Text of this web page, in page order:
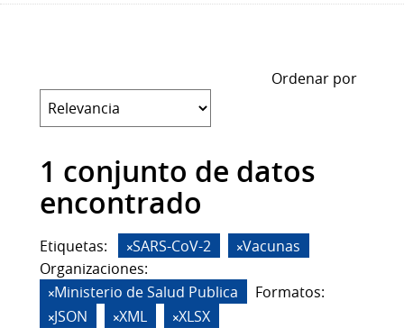
Ordenar por
1 conjunto de datos
encontrado
Etiquetas: SARS-CoV-2
Vacunas
Organizaciones:
Ministerio de Salud Publica
Formatos:
JSON
XML XLSX